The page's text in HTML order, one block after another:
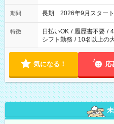
期間 長期 2026年9月スター
特徴 日払いOK / 履歴書不要 /
シフト勤務 / 10名以上の
気になる！ 応